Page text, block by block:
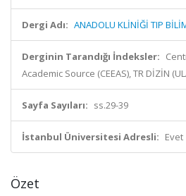
Dergi Adı: ANADOLU KLİNİĞİ TIP
Derginin Tarandığı İndeksler:
Academic Source (CEEAS), TR DİZİN
Sayfa Sayıları: ss.29-39
İstanbul Üniversitesi Adresli: Evet
Özet